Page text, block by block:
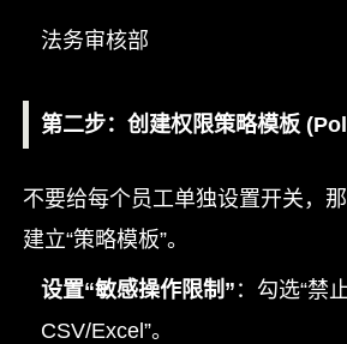
法务审核部
第二步：创建权限策略模板
不要给每个员工单独设置开关，
建立“策略模板”。
设置“敏感操作限制” ：勾选“禁
CSV/Excel”。